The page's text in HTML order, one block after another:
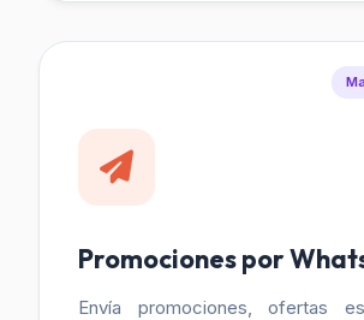
Promociones por
Envía promociones, ofertas